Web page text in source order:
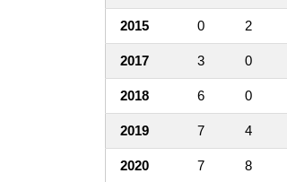
2015 0 2
2017 3 0
2018 6 0
2019 7 4
2020 7 8